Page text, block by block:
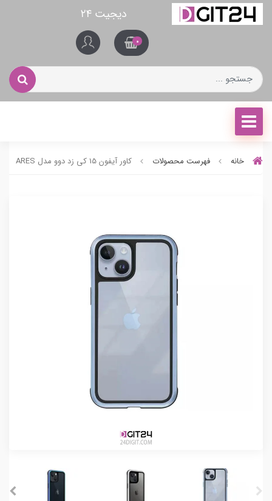
دیجیت ۲۴
0
خانه فهرست محصولات کاور آیفون 15 کی زد دوو مدل ARES